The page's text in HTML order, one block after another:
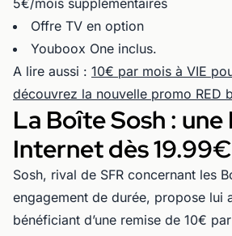
Offre TV en option
Youboox One inclus.
A lire aussi : 10€ par mois à VIE
découvrez la nouvelle promo RED
La Boîte Sosh : une
Internet dès
Sosh, rival de SFR concernant les
engagement de durée, propose lui
bénéficiant d’une remise de 10€